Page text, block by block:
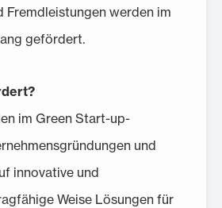
Fremdleistungen werden im
gefördert.
im Green Start-up-
und
innovative und
Weise Lösungen für